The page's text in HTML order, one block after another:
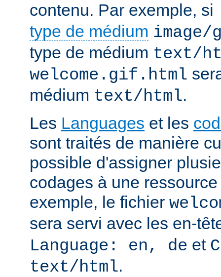
contenu. Par exemple, si
type de médium
type de médium text/
welcome.gif.html
médium text/html.
Les Languages et les
sont traités de manière
possible d'assigner
codages à une
exemple, le fichier
sera servi avec les en-
Language: en, de et
text/html.